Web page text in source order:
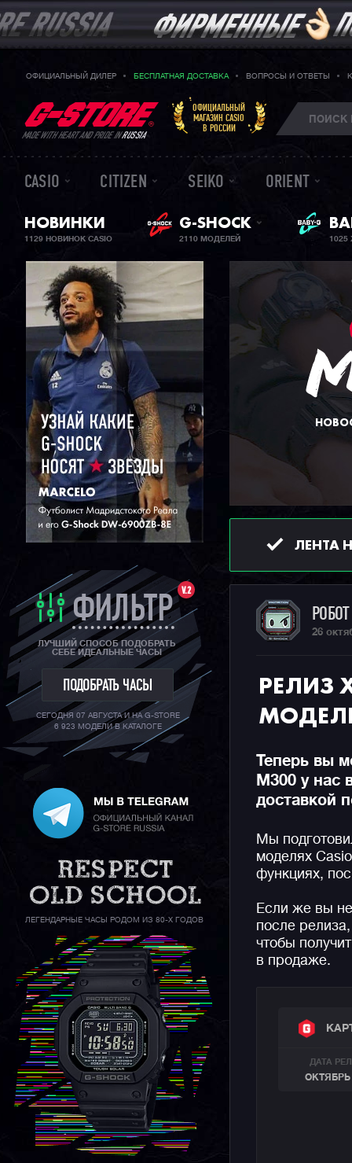
ОФИЦИАЛЬНЫЙ ДИЛЕР БЕСПЛАТНАЯ ДОСТАВКА ВОПРОСЫ И ОТВЕТЫ
MADE WITH HEART AND PRIDE INRUSSIA
ОФИЦИАЛЬНЫЙ
МАГАЗИН CASIO
В РОССИИ
CASIO CITIZEN SEIKO ORIENT
НОВИНКИ
1129 НОВИНОК CASIO
G-SHOCK
2110 МОДЕЛЕЙ
V.2
ФИЛЬТР
ЛУЧШИЙ СПОСОБ ПОДОБРАТЬ
СЕБЕ ИДЕАЛЬНЫЕ ЧАСЫ
ПОДОБРАТЬ ЧАСЫ
СЕГОДНЯ 07 АВГУСТА И НА G-STORE
6 923 МОДЕЛИ В КАТАЛОГЕ
ЛЕГЕНДАРНЫЕ ЧАСЫ РОДОМ ИЗ 80-Х ГОДОВ
ЛЕНТА
26
РЕЛИЗ
Теперь вы
M300 у нас
доставкой
Мы
моделях
функциях,
Если же вы
после
чтобы
в продаже.
ДАТА
ОКТЯБРЬ